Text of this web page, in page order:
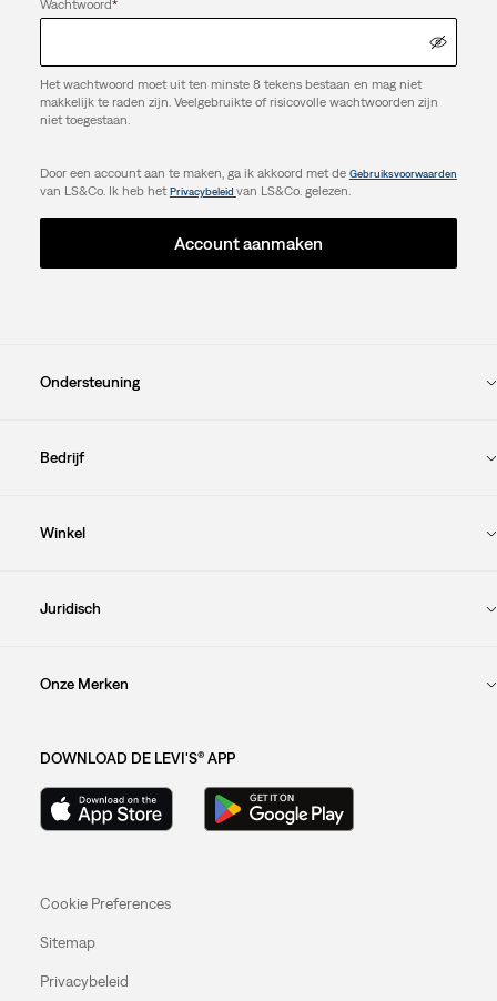
Wachtwoord*
Het wachtwoord moet uit ten minste 8 tekens bestaan en mag niet
makkelijk te raden zijn. Veelgebruikte of risicovolle wachtwoorden zijn
niet toegestaan.
Door een account aan te maken, ga ik akkoord met de Gebruiksvoorwaarden
van LS&Co. Ik heb hetPrivacybeleid van LS&Co. gelezen.
Account aanmaken
Ondersteuning
Bedrijf
Winkel
Juridisch
Onze Merken
DOWNLOAD DE LEVI'S® APP
Cookie Preferences
Sitemap
Privacybeleid